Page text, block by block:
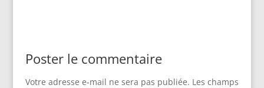
Poster le commentaire
Votre adresse e-mail ne sera pas publiée. Les champs